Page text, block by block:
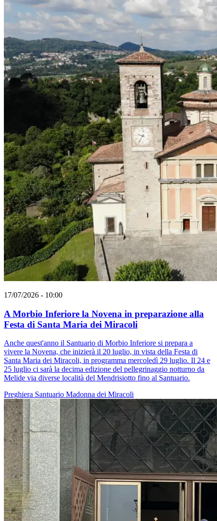
17/07/2026 - 10:00
A Morbio Inferiore la Novena in preparazione alla
Festa di Santa Maria dei Miracoli
Anche quest'anno il Santuario di Morbio Inferiore si prepara a
vivere la Novena, che inizierà il 20 luglio, in vista della Festa di
Santa Maria dei Miracoli, in programma mercoledì 29 luglio. Il 24 e
25 luglio ci sarà la decima edizione del pellegrinaggio notturno da
Melide via diverse località del Mendrisiotto fino al Santuario.
Preghiera Santuario Madonna dei Miracoli